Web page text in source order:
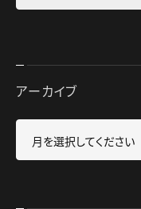
アーカイブ